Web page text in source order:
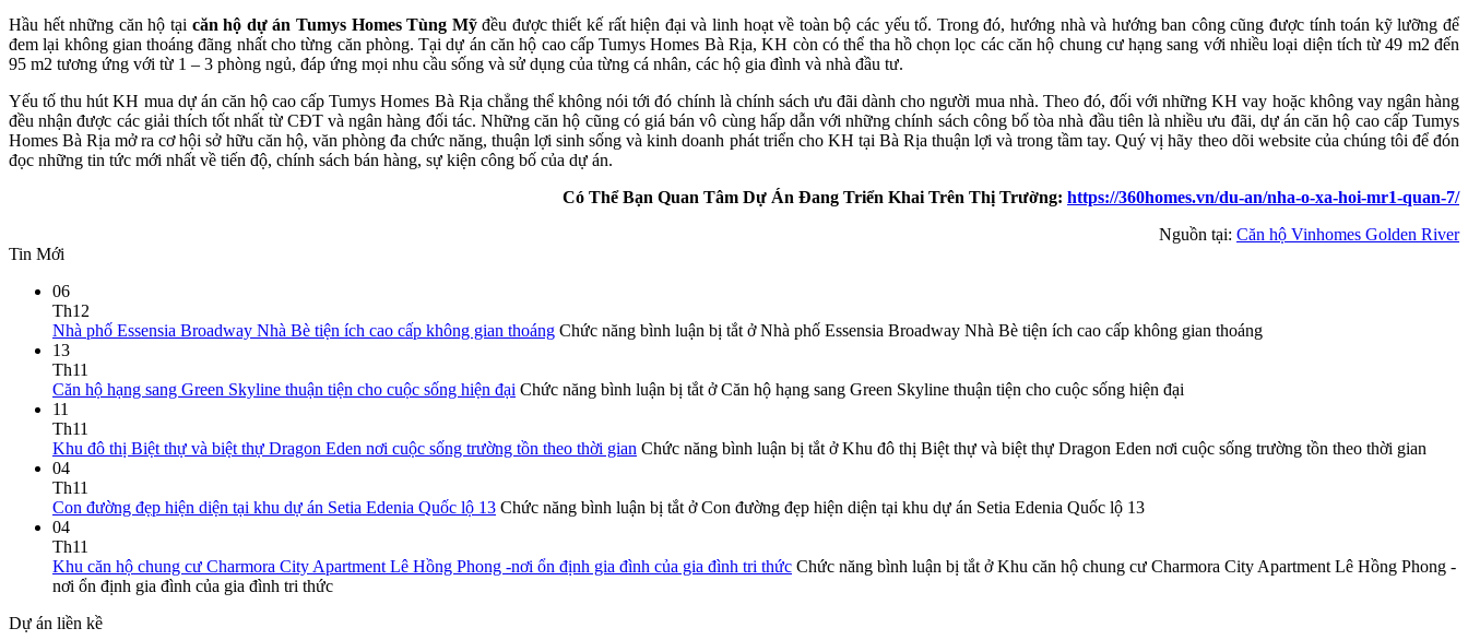
Hầu hết những căn hộ tại căn hộ dự án Tumys Homes Tùng Mỹđều được thiết kế rất hiện đại và linh hoạt về toàn bộ các yếu tố. Trong đó, hướng nhà và hướng ban công cũng được tính toán kỹ lưỡng để
đem lại không gian thoáng đãng nhất cho từng căn phòng. Tại dự án căn hộ cao cấp Tumys Homes Bà Rịa, KH còn có thể tha hồ chọn lọc các căn hộ chung cư hạng sang với nhiều loại diện tích từ 49 m2 đến
95 m2 tương ứng với từ 1 – 3 phòng ngủ, đáp ứng mọi nhu cầu sống và sử dụng của từng cá nhân, các hộ gia đình và nhà đầu tư.
Yếu tố thu hút KH mua dự án căn hộ cao cấp Tumys Homes Bà Rịa chẳng thể không nói tới đó chính là chính sách ưu đãi dành cho người mua nhà. Theo đó, đối với những KH vay hoặc không vay ngân hàng
đều nhận được các giải thích tốt nhất từ CĐT và ngân hàng đối tác. Những căn hộ cũng có giá bán vô cùng hấp dẫn với những chính sách công bố tòa nhà đầu tiên là nhiều ưu đãi, dự án căn hộ cao cấp Tumys
Homes Bà Rịa mở ra cơ hội sở hữu căn hộ, văn phòng đa chức năng, thuận lợi sinh sống và kinh doanh phát triển cho KH tại Bà Rịa thuận lợi và trong tầm tay. Quý vị hãy theo dõi website của chúng tôi để đón
đọc những tin tức mới nhất về tiến độ, chính sách bán hàng, sự kiện công bố của dự án.
Có Thể Bạn Quan Tâm Dự Án Đang Triển Khai Trên Thị Trường: https://360homes.vn/du-an/nha-o-xa-hoi-mr1-quan-7/
Nguồn tại: Căn hộ Vinhomes Golden River
Tin Mới
06
Th12
Nhà phố Essensia Broadway Nhà Bè tiện ích cao cấp không gian thoáng Chức năng bình luận bị tắt ở Nhà phố Essensia Broadway Nhà Bè tiện ích cao cấp không gian thoáng
13
Th11
Căn hộ hạng sang Green Skyline thuận tiện cho cuộc sống hiện đại Chức năng bình luận bị tắt ở Căn hộ hạng sang Green Skyline thuận tiện cho cuộc sống hiện đại
11
Th11
Khu đô thị Biệt thự và biệt thự Dragon Eden nơi cuộc sống trường tồn theo thời gian Chức năng bình luận bị tắt ở Khu đô thị Biệt thự và biệt thự Dragon Eden nơi cuộc sống trường tồn theo thời gian
04
Th11
Con đường đẹp hiện diện tại khu dự án Setia Edenia Quốc lộ 13 Chức năng bình luận bị tắt ở Con đường đẹp hiện diện tại khu dự án Setia Edenia Quốc lộ 13
04
Th11
Khu căn hộ chung cư Charmora City Apartment Lê Hồng Phong -nơi ổn định gia đình của gia đình tri thức Chức năng bình luận bị tắt ở Khu căn hộ chung cư Charmora City Apartment Lê Hồng Phong -
nơi ổn định gia đình của gia đình tri thức
Dự án liền kề